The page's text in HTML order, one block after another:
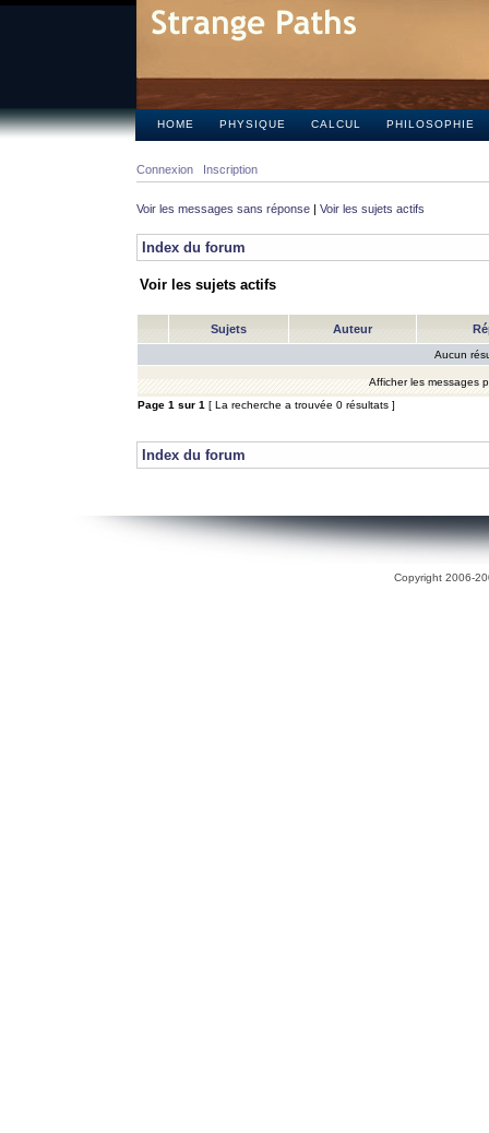
HOME PHYSIQUE CALCUL PHILOSOPHIE
Connexion Inscription
Voir les messages sans réponse | Voir les sujets actifs
Index du forum
Voir les sujets actifs
Sujets Auteur
Aucun
Afficher les messages
Page 1 sur 1 [ La recherche a trouvée 0 résultats ]
Index du forum
Copyright 2006-